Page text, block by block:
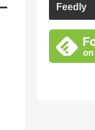
Feedly